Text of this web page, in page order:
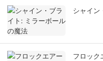
シャイン
フロック